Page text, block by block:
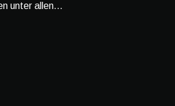
unter allen...